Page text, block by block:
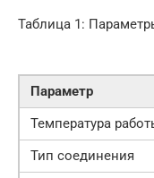
Таблица 1:
Параметр
Температура
Тип соединения